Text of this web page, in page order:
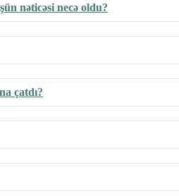
nəticəsi necə oldu?
çatdı?